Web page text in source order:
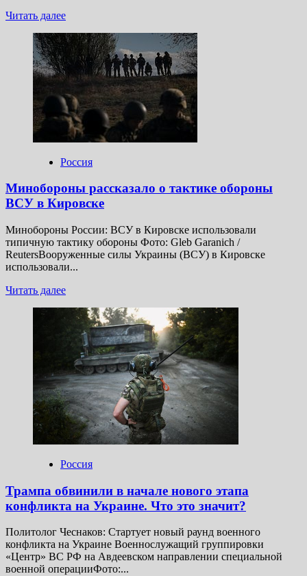
Читать далееПрочитать
о
В Госдепе
раскрыли
подробности
о встрече
Рубио
и
Лаврова
Россия
Минобороны рассказало о тактике обороны
ВСУ в Кировске
Минобороны России: ВСУ в Кировске использовали
типичную тактику обороны Фото: Gleb Garanich /
ReutersВооруженные силы Украины (ВСУ) в Кировске
использовали...
Читать далееПрочитать
Минобороны
рассказало
тактике
обороны
ВСУ
в
Кировске
Россия
Трампа обвинили в начале нового этапа
конфликта на Украине. Что это значит?
Политолог Чеснаков: Стартует новый раунд военного
конфликта на Украине Военнослужащий группировки
«Центр» ВС РФ на Авдеевском направлении специальной
военной операцииФото:...